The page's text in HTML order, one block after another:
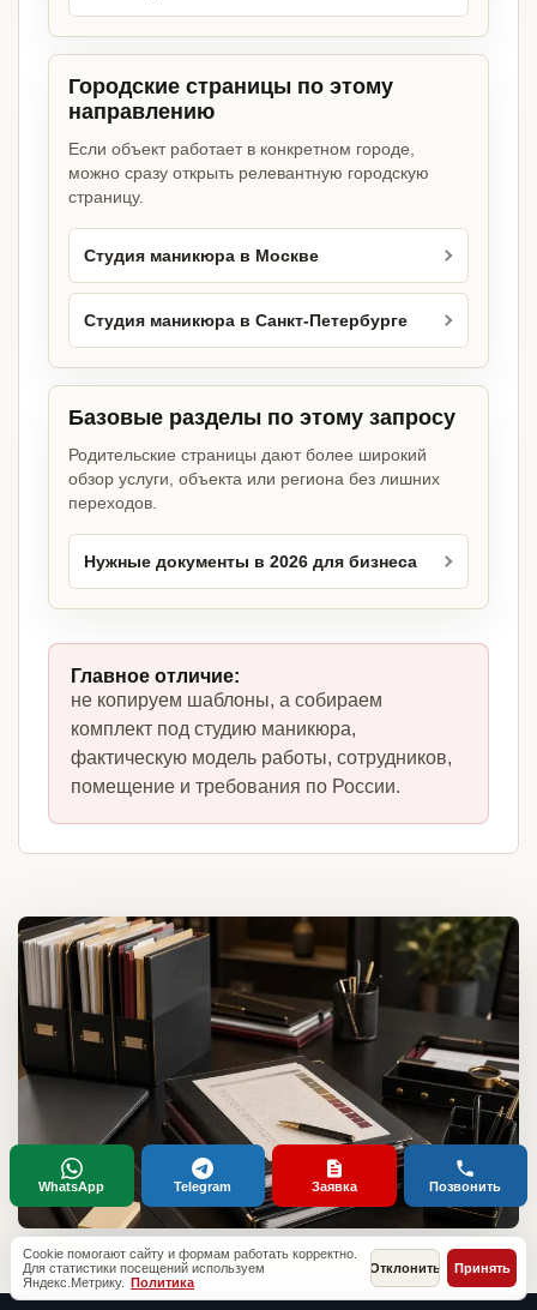
Городские страницы по этому
направлению
Если объект работает в конкретном городе,
можно сразу открыть релевантную городскую
страницу.
Студия маникюра в Москве
Студия маникюра в Санкт-Петербурге
Базовые разделы по этому запросу
Родительские страницы дают более широкий
обзор услуги, объекта или региона без лишних
переходов.
Нужные документы в 2026 для бизнеса
Главное отличие:
не копируем шаблоны, а собираем
комплект под студию маникюра,
фактическую модель работы, сотрудников,
помещение и требования по России.
Cookie помогают сайту и формам работать корректно.
Для статистики посещений используем
Яндекс.Метрику. Политика
Отклонить Принять
WhatsApp Telegram Заявка Позвонить